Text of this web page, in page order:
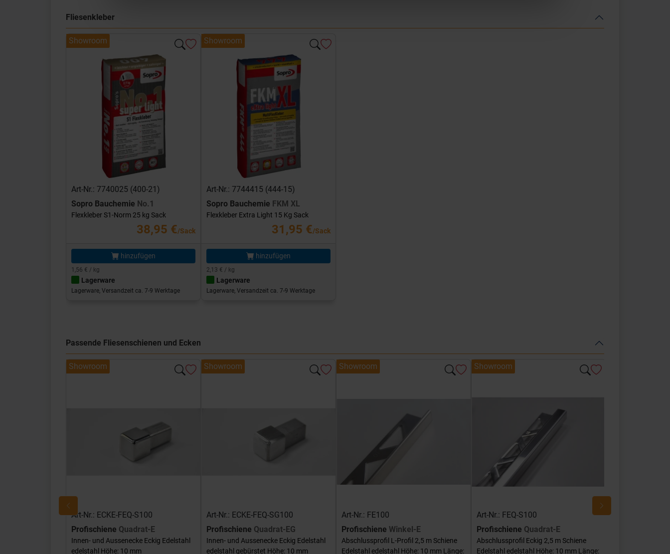
Fliesenkleber
Showroom
Art-Nr.: 7740025 (400-21)
Sopro Bauchemie No.1
Flexkleber S1-Norm 25 kg Sack
38,95 €/Sack
hinzufügen
1,56 € / kg
Lagerware
Lagerware, Versandzeit ca. 7-9 Werktage
Showroom
Art-Nr.: 7744415 (444-15)
Sopro Bauchemie FKM XL
Flexkleber Extra Light 15 Kg Sack
31,95 €/Sack
hinzufügen
2,13 € / kg
Lagerware
Lagerware, Versandzeit ca. 7-9 Werktage
Passende Fliesenschienen und Ecken
Showroom
Art-Nr.: ECKE-FEQ-S100
Profischiene Quadrat-E
Innen- und Aussenecke Eckig Edelstahl
edelstahl Höhe: 10 mm
Showroom
Art-Nr.: ECKE-FEQ-SG100
Profischiene Quadrat-EG
Innen- und Aussenecke Eckig Edelstahl
edelstahl gebürstet Höhe: 10 mm
Showroom
Art-Nr.: FE100
Profischiene Winkel-E
Abschlussprofil L-Profil 2,5 m Schiene
Edelstahl edelstahl Höhe: 10 mm Länge:
Showroom
Art-Nr.: FEQ-S100
Profischiene Quadrat-E
Abschlussprofil Eckig 2,5 m Schiene
Edelstahl edelstahl Höhe: 10 mm Länge: